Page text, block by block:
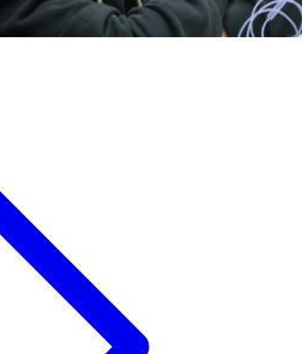
"Union saint-gilloise : “Bien